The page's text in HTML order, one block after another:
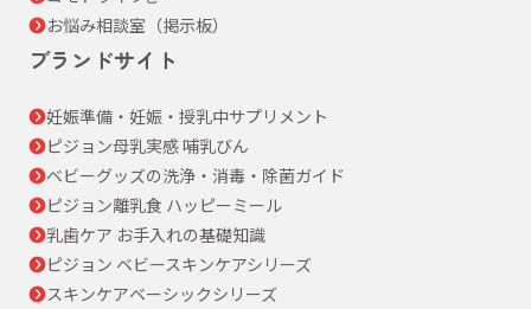
お悩み相談室（掲示板）
ブランドサイト
妊娠準備・妊娠・授乳中サプリメント
ピジョン母乳実感 哺乳びん
ベビーグッズの洗浄・消毒・除菌ガイド
ピジョン離乳食 ハッピーミール
乳歯ケア お手入れの基礎知識
ピジョン ベビースキンケアシリーズ
スキンケアベーシックシリーズ